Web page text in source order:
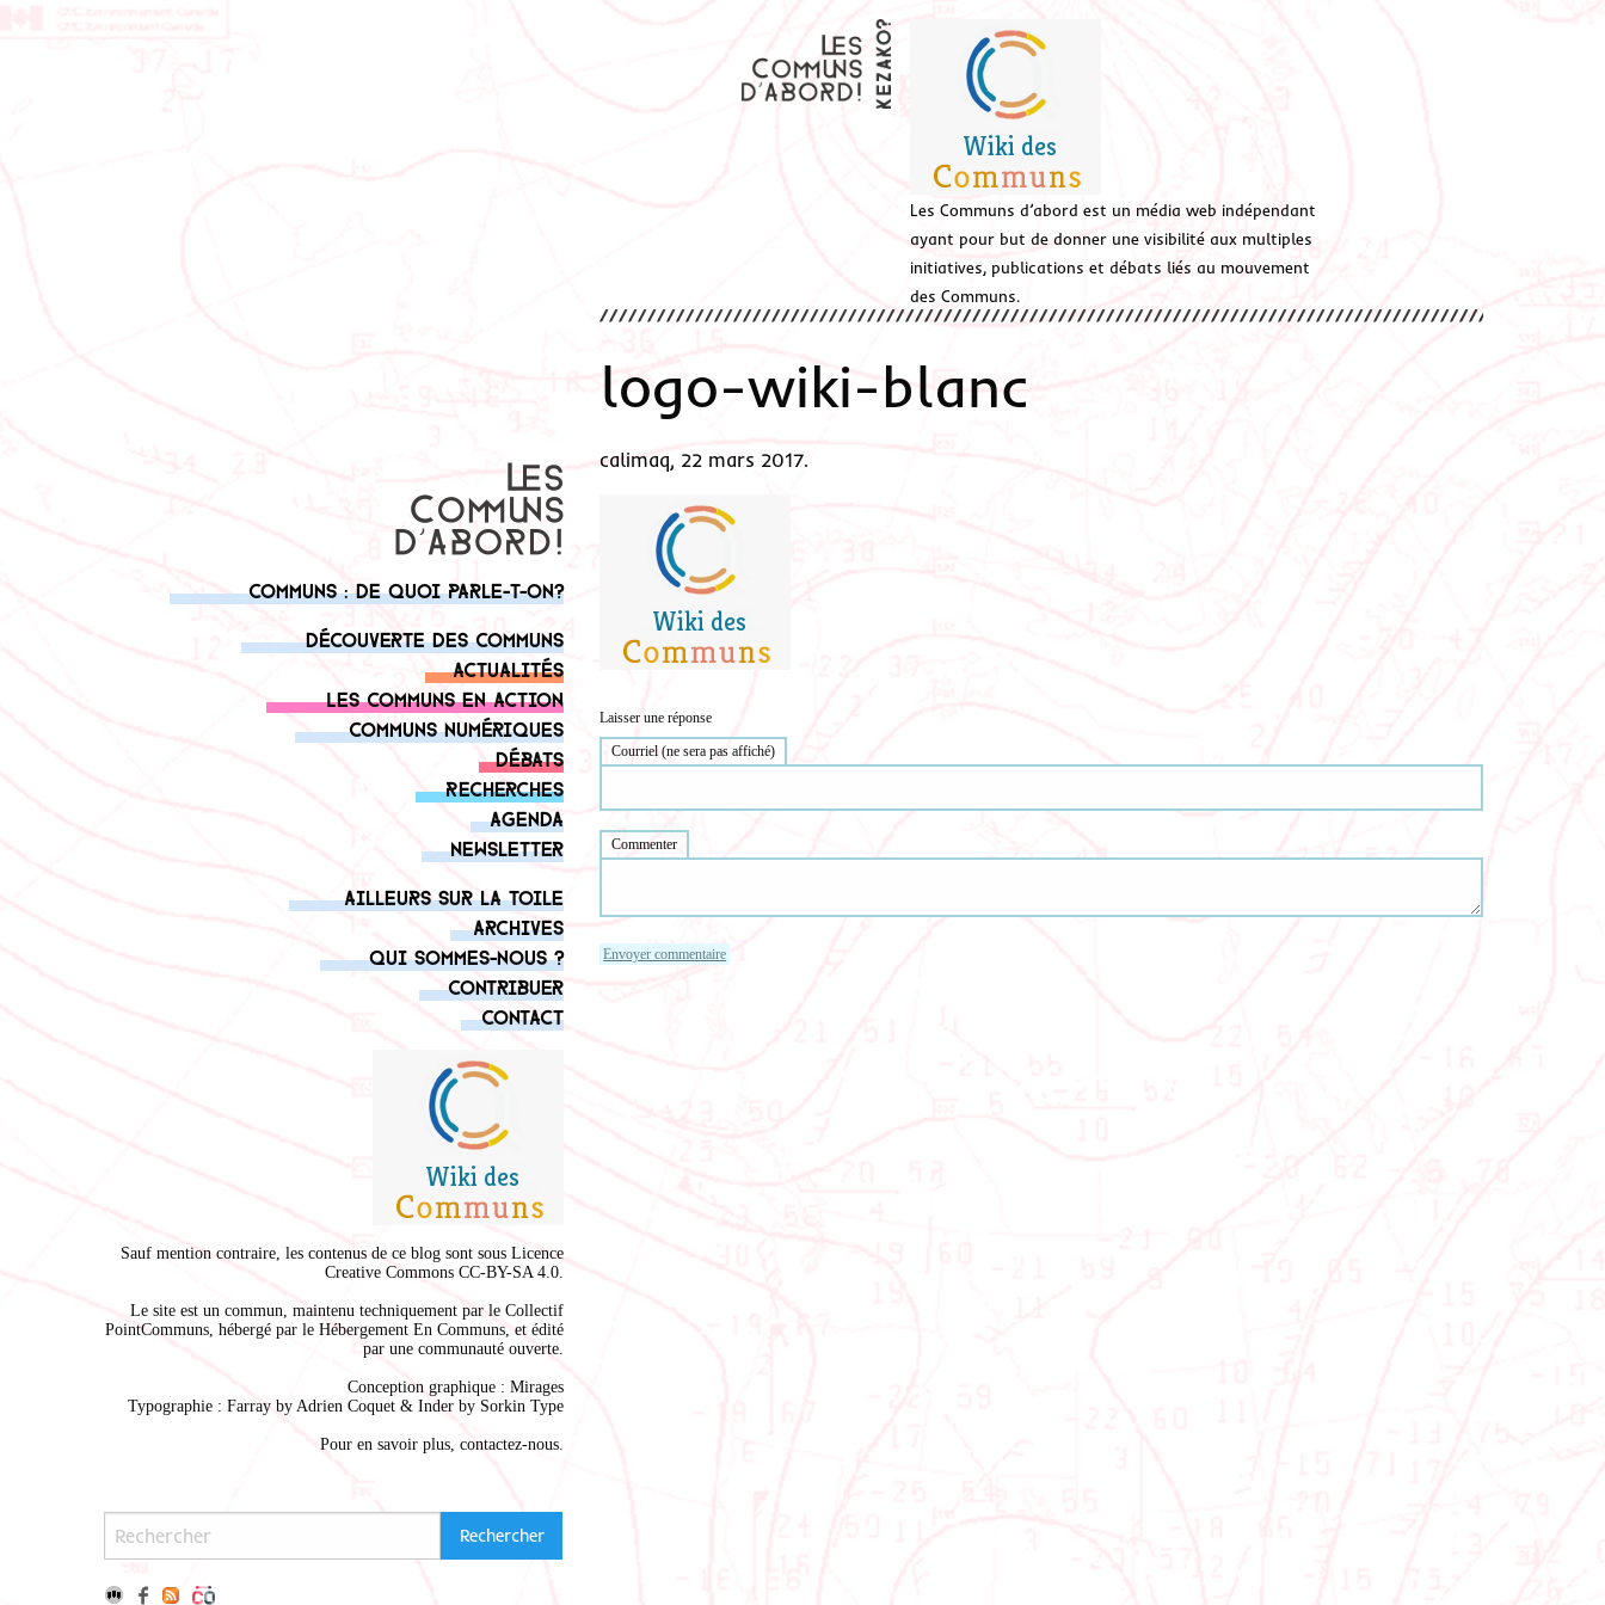
Les Communs d’abord est un média web indépendant
ayant pour but de donner une visibilité aux multiples
initiatives, publications et débats liés au mouvement
des Communs.
Communs : de quoi parle-t-on?
Découverte des communs
Actualités
Les communs en action
Communs numériques
Débats
Recherches
Agenda
Newsletter
Ailleurs sur la toile
Archives
Qui sommes-nous ?
Contribuer
Contact
Sauf mention contraire, les contenus de ce blog sont sous Licence
Creative Commons CC-BY-SA 4.0.
Le site est un commun, maintenu techniquement par le Collectif
PointCommuns, hébergé par le Hébergement En Communs, et édité
par une communauté ouverte.
Conception graphique : Mirages
Typographie : Farray by Adrien Coquet & Inder by Sorkin Type
Pour en savoir plus, contactez-nous.
logo-wiki-blanc
calimaq, 22 mars 2017.
Laisser une réponse
Courriel (ne sera pas affiché)
Commenter